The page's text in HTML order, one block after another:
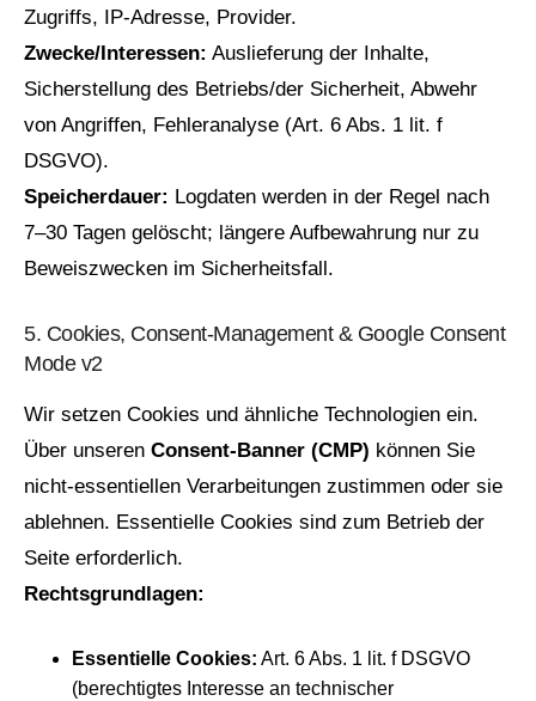
Zugriffs, IP‑Adresse, Provider.
Zwecke/Interessen: Auslieferung der Inhalte,
Sicherstellung des Betriebs/der Sicherheit, Abwehr
von Angriffen, Fehleranalyse (Art. 6 Abs. 1 lit. f
DSGVO).
Speicherdauer: Logdaten werden in der Regel nach
7–30 Tagen gelöscht; längere Aufbewahrung nur zu
Beweiszwecken im Sicherheitsfall.
5. Cookies, Consent‑Management & Google Consent
Mode v2
Wir setzen Cookies und ähnliche Technologien ein.
Über unseren Consent‑Banner (CMP) können Sie
nicht‑essentiellen Verarbeitungen zustimmen oder sie
ablehnen. Essentielle Cookies sind zum Betrieb der
Seite erforderlich.
Rechtsgrundlagen:
Essentielle Cookies: Art. 6 Abs. 1 lit. f DSGVO
(berechtigtes Interesse an technischer